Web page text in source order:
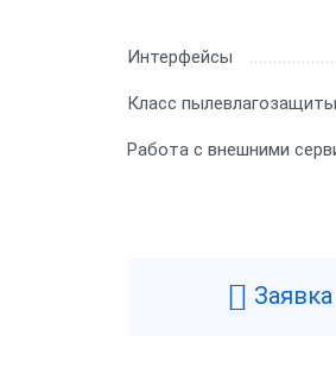
Интерфейсы
Класс пылевлагозащиты
Работа с внешними